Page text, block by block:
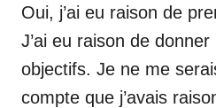
Oui, j’ai eu raison de
J’ai eu raison de
objectifs. Je ne me
compte que j’avais